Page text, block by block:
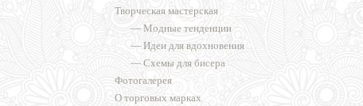
Творческая мастерская
—Модные тенденции
—Идеи для вдохновения
—Схемы для бисера
Фотогалерея
О торговых марках